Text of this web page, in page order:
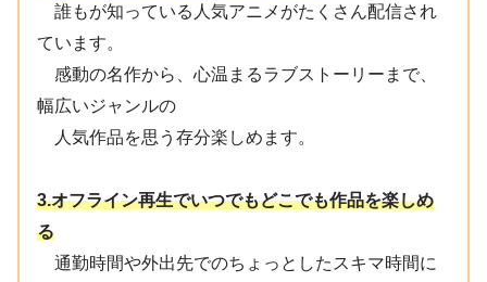
誰もが知っている人気アニメがたくさん配信され
ています。
感動の名作から、心温まるラブストーリーまで、
幅広いジャンルの
人気作品を思う存分楽しめます。
3.オフライン再生でいつでもどこでも作品を楽しめ
る
通勤時間や外出先でのちょっとしたスキマ時間に